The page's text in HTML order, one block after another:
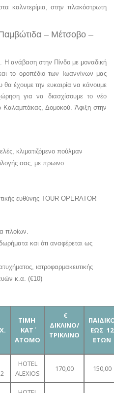
καλντερίμια, στην πλακόστρωτη
– Μέτσοβο –
Η ανάβαση στην Πίνδο με μοναδική
το οροπέδιο των Ιωαννίνων μας
έχουμε την ευκαιρία να κάνουμε
για να διασχίσουμε το νέο
Καλαμπάκας, Δομοκού. Άφιξη στην
κλιματιζόμενο πούλμαν
σας, με πρωινο
ευθύνης TOUR OPERATOR
πλοίων.
και ότι αναφέρεται ως
ιατροφαρμακευτικής
κ.α. (€10)
TIMH
KAT
ATOMO
€
ΔΙΚΛΙΝΟ/
ΤΡΙΚΛΙΝΟ
ΕΩΣ 12
ΕΤΩΝ
HOTEL
ALEXIOS
170,00 150,00